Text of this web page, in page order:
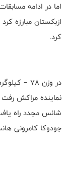
اما در ادامه
ازبکستان مبارزه
کرد.
در وزن
نماینده مراکش رفت
شانس مجدد راه
جودوکا کامرونی